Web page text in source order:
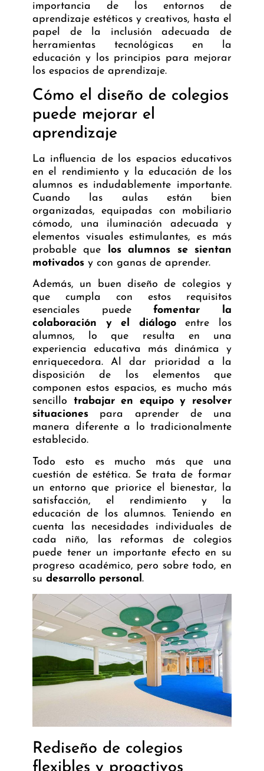
importancia de los entornos de
aprendizaje estéticos y creativos, hasta el
papel de la inclusión adecuada de
herramientas tecnológicas en la
educación y los principios para mejorar
los espacios de aprendizaje.
Cómo el diseño de colegios
puede mejorar el
aprendizaje
La influencia de los espacios educativos
en el rendimiento y la educación de los
alumnos es indudablemente importante.
Cuando las aulas están bien
organizadas, equipadas con mobiliario
cómodo, una iluminación adecuada y
elementos visuales estimulantes, es más
probable que los alumnos se sientan
motivados y con ganas de aprender.
Además, un buen diseño de colegios y
que cumpla con estos requisitos
esenciales puedefomentar la
colaboración y el diálogoentre los
alumnos, lo que resulta en una
experiencia educativa más dinámica y
enriquecedora. Al dar prioridad a la
disposición de los elementos que
componen estos espacios, es mucho más
sencillo trabajar en equipo y resolver
situaciones para aprender de una
manera diferente a lo tradicionalmente
establecido.
Todo esto es mucho más que una
cuestión de estética. Se trata de formar
un entorno que priorice el bienestar, la
satisfacción, el rendimiento y la
educación de los alumnos. Teniendo en
cuenta las necesidades individuales de
cada niño, las reformas de colegios
puede tener un importante efecto en su
progreso académico, pero sobre todo, en
su desarrollo personal .
Rediseño de colegios
flexibles y proactivos